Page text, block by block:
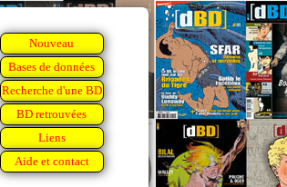
Nouveau
Bases de données
Recherche d'une BD
BD retrouvées
Liens
Aide et contact